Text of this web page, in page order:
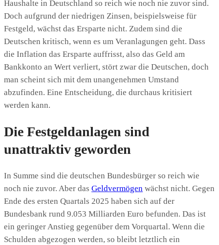
Haushalte in Deutschland so reich wie noch nie zuvor sind.
Doch aufgrund der niedrigen Zinsen, beispielsweise für
Festgeld, wächst das Ersparte nicht. Zudem sind die
Deutschen kritisch, wenn es um Veranlagungen geht. Dass
die Inflation das Ersparte auffrisst, also das Geld am
Bankkonto an Wert verliert, stört zwar die Deutschen, doch
man scheint sich mit dem unangenehmen Umstand
abzufinden. Eine Entscheidung, die durchaus kritisiert
werden kann.
Die Festgeldanlagen sind
unattraktiv geworden
In Summe sind die deutschen Bundesbürger so reich wie
noch nie zuvor. Aber das Geldvermögen wächst nicht. Gegen
Ende des ersten Quartals 2025 haben sich auf der
Bundesbank rund 9.053 Milliarden Euro befunden. Das ist
ein geringer Anstieg gegenüber dem Vorquartal. Wenn die
Schulden abgezogen werden, so bleibt letztlich ein